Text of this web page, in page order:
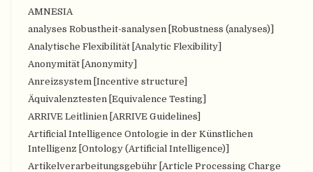
AMNESIA
analyses Robustheit-sanalysen [Robustness (analyses)]
Analytische Flexibilität [Analytic Flexibility]
Anonymität [Anonymity]
Anreizsystem [Incentive structure]
Äquivalenztesten [Equivalence Testing]
ARRIVE Leitlinien [ARRIVE Guidelines]
Artificial Intelligence Ontologie in der Künstlichen
Intelligenz [Ontology (Artificial Intelligence)]
Artikelverarbeitungsgebühr [Article Processing Charge